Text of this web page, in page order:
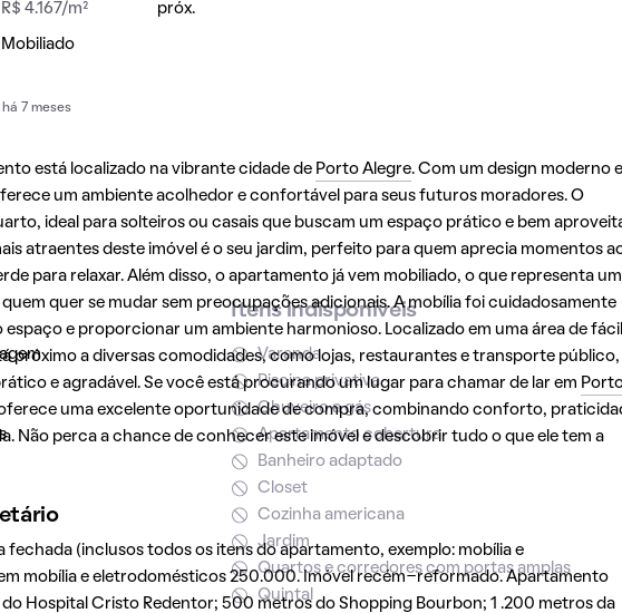
R$ 4.167/m²
próx.
Mobiliado
7 meses
está localizado na vibrante cidade de Porto Alegre. Com um design moderno e
um ambiente acolhedor e confortável para seus futuros moradores. O
ideal para solteiros ou casais que buscam um espaço prático e bem
atraentes deste imóvel é o seu jardim, perfeito para quem aprecia momentos
para relaxar. Além disso, o apartamento já vem mobiliado, o que representa
quer se mudar sem preocupações adicionais. A mobília foi cuidadosamente
espaço e proporcionar um ambiente harmonioso. Localizado em uma área de fácil
próximo a diversas comodidades, como lojas, restaurantes e transporte público,
e agradável. Se você está procurando um lugar para chamar de lar em
uma excelente oportunidade de compra, combinando conforto,
Não perca a chance de conhecer este imóvel e descobrir tudo o que ele tem a
fechada (inclusos todos os itens do apartamento, exemplo: mobília e
mobília e eletrodomésticos 250.000. Imóvel recém-reformado. Apartamento
Hospital Cristo Redentor; 500 metros do Shopping Bourbon; 1 .200 metros da
Itens indisponíveis
Varanda
Piscina privativa
Chuveiro a gás
Apartamento cobertura
Banheiro adaptado
Closet
Cozinha americana
Jardim
Quartos e corredores com portas amplas
Quintal